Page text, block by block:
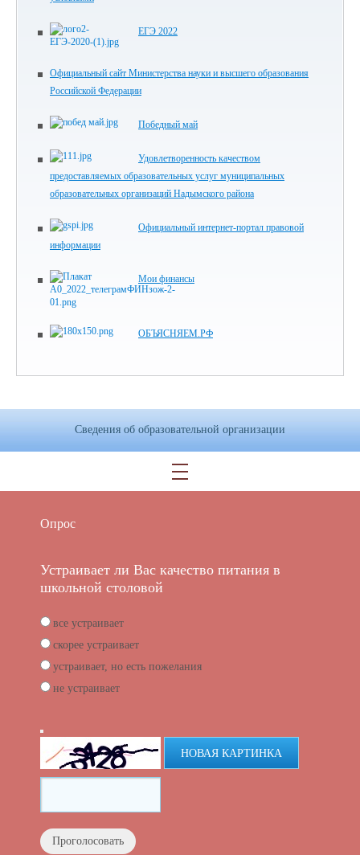
ЕГЭ 2022
Официальный сайт Министерства науки и высшего образования
Российской Федерации
Победный май
Удовлетворенность качеством
предоставляемых образовательных услуг муниципальных
образовательных организаций Надымского района
Официальный интернет-портал правовой
информации
Мои финансы
ОБЪЯСНЯЕМ.РФ
Сведения об образовательной организации
Опрос
Устраивает ли Вас качество питания в
школьной столовой
все устраивает
скорее устраивает
устраивает, но есть пожелания
не устраивает
НОВАЯ КАРТИНКА